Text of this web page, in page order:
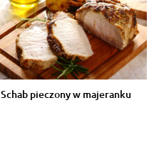
Schab pieczony w majeranku